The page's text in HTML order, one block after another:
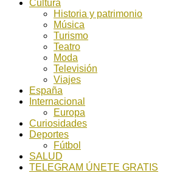
Cultura
Historia y patrimonio
Música
Turismo
Teatro
Moda
Televisión
Viajes
España
Internacional
Europa
Curiosidades
Deportes
Fútbol
SALUD
TELEGRAM ÚNETE GRATIS